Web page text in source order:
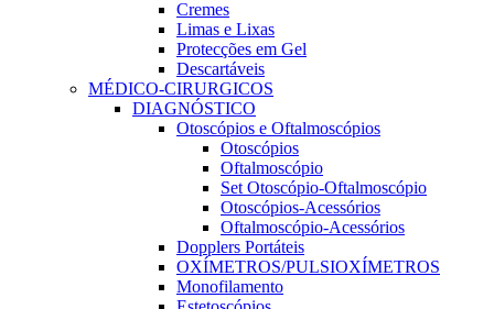
Cremes
Limas e Lixas
Protecções em Gel
Descartáveis
MÉDICO-CIRURGICOS
DIAGNÓSTICO
Otoscópios e Oftalmoscópios
Otoscópios
Oftalmoscópio
Set Otoscópio-Oftalmoscópio
Otoscópios-Acessórios
Oftalmoscópio-Acessórios
Dopplers Portáteis
OXÍMETROS/PULSIOXÍMETROS
Monofilamento